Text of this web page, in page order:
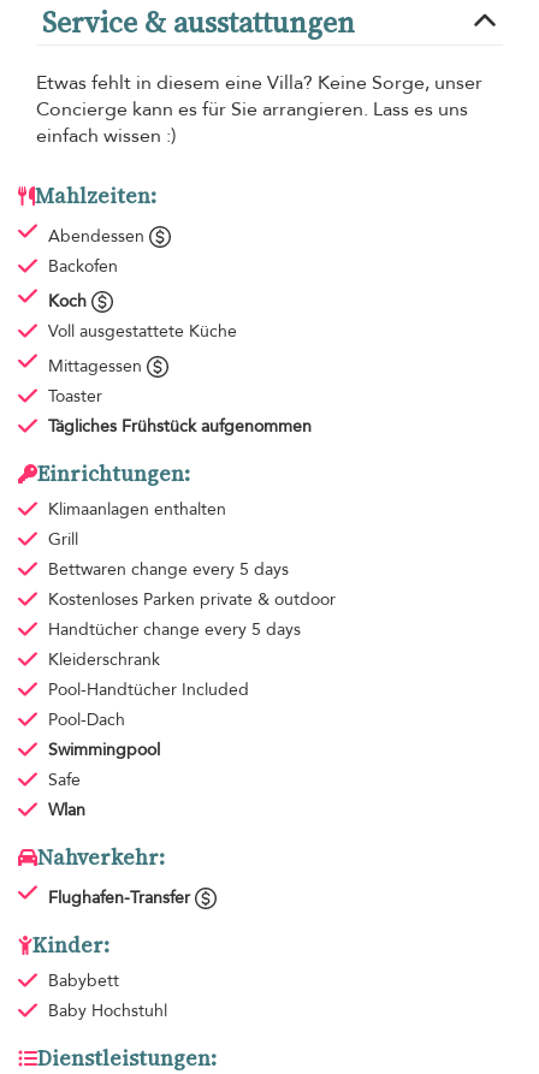
Service & ausstattungen
Etwas fehlt in diesem eine Villa? Keine Sorge, unser
Concierge kann es für Sie arrangieren. Lass es uns
einfach wissen :)
Mahlzeiten:
Abendessen
Backofen
Koch
Voll ausgestattete Küche
Mittagessen
Toaster
Tägliches Frühstück aufgenommen
Einrichtungen:
Klimaanlagen enthalten
Grill
Bettwaren change every 5 days
Kostenloses Parken private & outdoor
Handtücher change every 5 days
Kleiderschrank
Pool-Handtücher Included
Pool-Dach
Swimmingpool
Safe
Wlan
Nahverkehr:
Flughafen-Transfer
Kinder:
Babybett
Baby Hochstuhl
Dienstleistungen: